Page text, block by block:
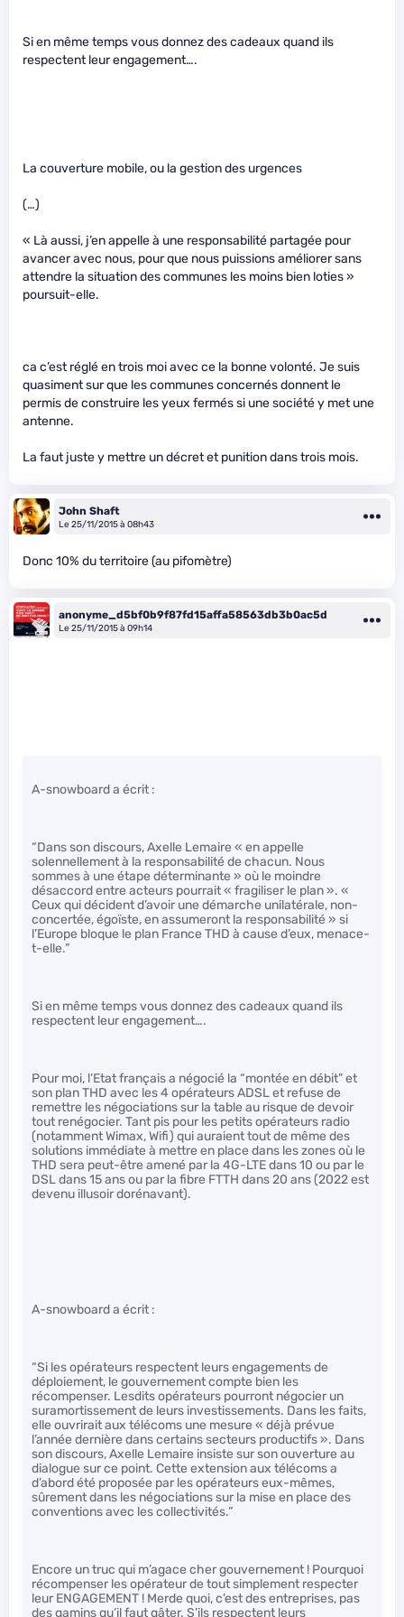
Si en même temps vous donnez des cadeaux quand ils
respectent leur engagement….
La couverture mobile, ou la gestion des urgences
(…)
« Là aussi, j’en appelle à une responsabilité partagée pour
avancer avec nous, pour que nous puissions améliorer sans
attendre la situation des communes les moins bien loties »
poursuit-elle.
ca c’est réglé en trois moi avec ce la bonne volonté. Je suis
quasiment sur que les communes concernés donnent le
permis de construire les yeux fermés si une société y met une
antenne.
La faut juste y mettre un décret et punition dans trois mois.
John Shaft
Le 25/11/2015 à 08h43
Donc 10% du territoire (au pifomètre)
anonyme_d5bf0b9f87fd15affa58563db3b0ac5d
Le 25/11/2015 à 09h14
A-snowboard a écrit :
“Dans son discours, Axelle Lemaire « en appelle
solennellement à la responsabilité de chacun. Nous
sommes à une étape déterminante » où le moindre
désaccord entre acteurs pourrait « fragiliser le plan ». «
Ceux qui décident d’avoir une démarche unilatérale, non-
concertée, égoïste, en assumeront la responsabilité » si
l’Europe bloque le plan France THD à cause d’eux, menace-
t-elle.”
Si en même temps vous donnez des cadeaux quand ils
respectent leur engagement….
Pour moi, l’Etat français a négocié la “montée en débit” et
son plan THD avec les 4 opérateurs ADSL et refuse de
remettre les négociations sur la table au risque de devoir
tout renégocier. Tant pis pour les petits opérateurs radio
(notamment Wimax, Wifi) qui auraient tout de même des
solutions immédiate à mettre en place dans les zones où le
THD sera peut-être amené par la 4G-LTE dans 10 ou par le
DSL dans 15 ans ou par la fibre FTTH dans 20 ans (2022 est
devenu illusoir dorénavant).
A-snowboard a écrit :
“Si les opérateurs respectent leurs engagements de
déploiement, le gouvernement compte bien les
récompenser. Lesdits opérateurs pourront négocier un
suramortissement de leurs investissements. Dans les faits,
elle ouvrirait aux télécoms une mesure « déjà prévue
l’année dernière dans certains secteurs productifs ». Dans
son discours, Axelle Lemaire insiste sur son ouverture au
dialogue sur ce point. Cette extension aux télécoms a
d’abord été proposée par les opérateurs eux-mêmes,
sûrement dans les négociations sur la mise en place des
conventions avec les collectivités.”
Encore un truc qui m’agace cher gouvernement ! Pourquoi
récompenser les opérateur de tout simplement respecter
leur ENGAGEMENT ! Merde quoi, c’est des entreprises, pas
des gamins qu’il faut gâter. S’ils respectent leurs